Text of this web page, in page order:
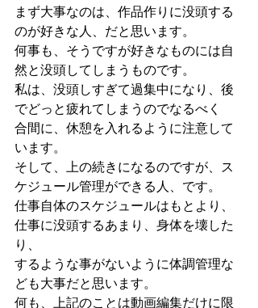
まず大事なのは、作品作りに没頭する
のが好きな人、だと思います。
何事も、そうですが好きなものには自
然と没頭してしまうものです。
私は、没頭しすぎて過集中になり、後
でどっと疲れてしまうのでなるべく
合間に、休憩を入れるように注意して
います。
そして、上の続きになるのですが、ス
ケジュール管理ができる人、です。
仕事自体のスケジュールはもとより、
仕事に没頭するあまり、身体を壊した
り、
するような事がないように体調管理な
ども大事だと思います。
何も、上記のことは動画編集だけに限